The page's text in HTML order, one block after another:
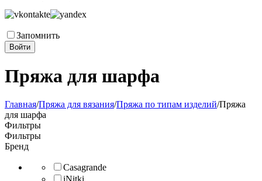
Запомнить
Войти
Пряжа для шарфа
Главная/Пряжа для вязания/Пряжа по типам изделий/Пряжа
для шарфа
Фильтры
Фильтры
Бренд
Casagrande